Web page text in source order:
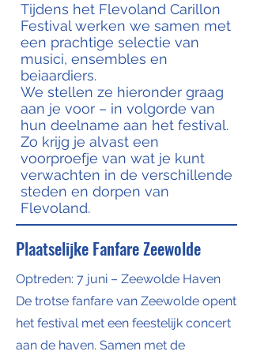
Tijdens het Flevoland Carillon
Festival werken we samen met
een prachtige selectie van
musici, ensembles en
beiaardiers.
We stellen ze hieronder graag
aan je voor – in volgorde van
hun deelname aan het festival.
Zo krijg je alvast een
voorproefje van wat je kunt
verwachten in de verschillende
steden en dorpen van
Flevoland.
Plaatselijke Fanfare Zeewolde
Optreden: 7 juni – Zeewolde Haven
De trotse fanfare van Zeewolde opent
het festival met een feestelijk concert
aan de haven. Samen met de